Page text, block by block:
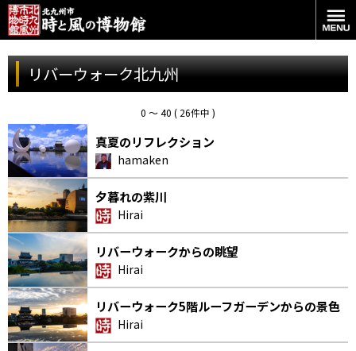
リバーウォーク北九州
0 〜 40 ( 26件中 )
真夏のリフレクション
hamaken
夕暮れの紫川
Hirai
リバーウォークからの眺望
Hirai
リバーウォーク5階ルーフガーデンからの景色
Hirai